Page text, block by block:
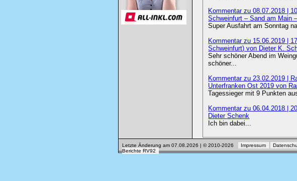
Kommentar zu 08.07.2018 |
Schweinfurt – Sand am Main
Super Ausfahrt am Sonntag
Kommentar zu 15.06.2019 |
Schweinfurt) von Dieter K.
Sehr schöner Abend im
schöner...
Kommentar zu 23.02.2019 |
Unterfranken Ost 2019 von
Tagessieger mit 9 Punkten
Kommentar zu 06.04.2018 |
Dieter Schenk
Ich bin dabei...
Letzte Änderung am 07.08.2026 | © 2010-2026 Impressum
Berichte RV92